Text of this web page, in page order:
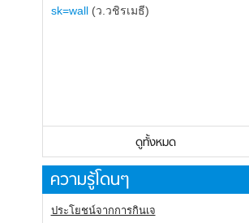
sk=wall (ว.วชิรเมธี)
ดูทั้งหมด
ความรู้โดนๆ
ประโยชน์จากการกินเจ